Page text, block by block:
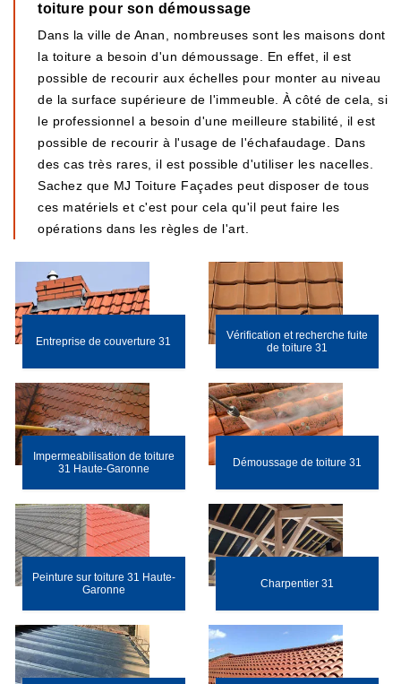
toiture pour son démoussage
Dans la ville de Anan, nombreuses sont les maisons dont
la toiture a besoin d'un démoussage. En effet, il est
possible de recourir aux échelles pour monter au niveau
de la surface supérieure de l'immeuble. À côté de cela, si
le professionnel a besoin d'une meilleure stabilité, il est
possible de recourir à l'usage de l'échafaudage. Dans
des cas très rares, il est possible d'utiliser les nacelles.
Sachez que MJ Toiture Façades peut disposer de tous
ces matériels et c'est pour cela qu'il peut faire les
opérations dans les règles de l'art.
Entreprise de couverture 31
Vérification et recherche fuite
de toiture 31
Impermeabilisation de toiture
31 Haute-Garonne
Démoussage de toiture 31
Peinture sur toiture 31 Haute-
Garonne
Charpentier 31